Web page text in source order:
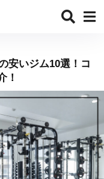
安いジム10選！コ
！